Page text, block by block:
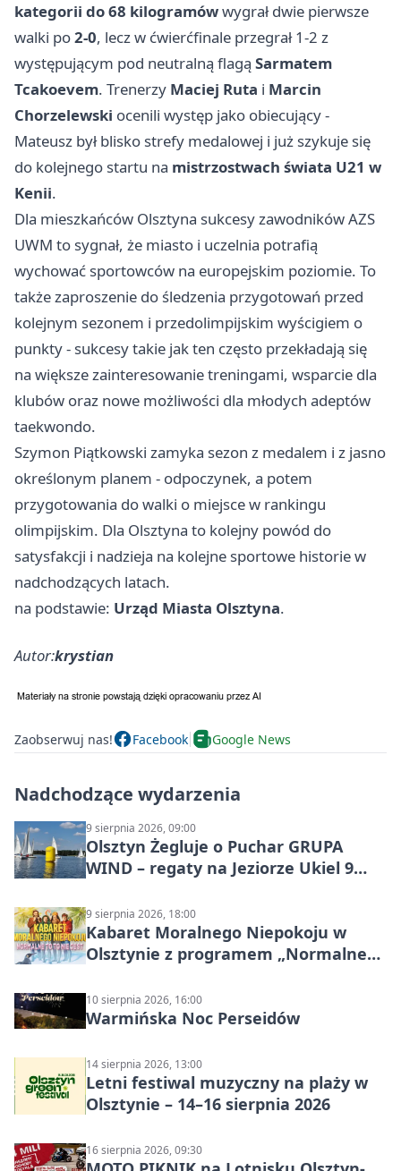
kategorii do 68 kilogramówwygrał dwie pierwsze
walki po2-0, lecz w ćwierćfinale przegrał 1-2 z
występującym pod neutralną flagą Sarmatem
Tcakoevem. Trenerzy Maciej Ruta i Marcin
Chorzelewski ocenili występ jako obiecujący -
Mateusz był blisko strefy medalowej i już szykuje się
do kolejnego startu na mistrzostwach świata U21 w
Kenii.
Dla mieszkańców Olsztyna sukcesy zawodników AZS
UWM to sygnał, że miasto i uczelnia potrafią
wychować sportowców na europejskim poziomie. To
także zaproszenie do śledzenia przygotowań przed
kolejnym sezonem i przedolimpijskim wyścigiem o
punkty - sukcesy takie jak ten często przekładają się
na większe zainteresowanie treningami, wsparcie dla
klubów oraz nowe możliwości dla młodych adeptów
taekwondo.
Szymon Piątkowski zamyka sezon z medalem i z jasno
określonym planem - odpoczynek, a potem
przygotowania do walki o miejsce w rankingu
olimpijskim. Dla Olsztyna to kolejny powód do
satysfakcji i nadzieja na kolejne sportowe historie w
nadchodzących latach.
na podstawie: Urząd Miasta Olsztyna.
Autor:krystian
Zaobserwuj nas! Facebook Google News
Nadchodzące wydarzenia
9 sierpnia 2026, 09:00
Olsztyn Żegluje o Puchar GRUPA
WIND – regaty na Jeziorze Ukiel 9
9 sierpnia 2026, 18:00
Kabaret Moralnego Niepokoju w
Olsztynie z programem „Normalne
10 sierpnia 2026, 16:00
Warmińska Noc Perseidów
14 sierpnia 2026, 13:00
Letni festiwal muzyczny na plaży w
Olsztynie – 14–16 sierpnia 2026
16 sierpnia 2026, 09:30